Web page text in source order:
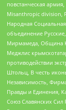
повстанческая
Misanthropic division,
Народная
объединение
Мирмамеда, Община
Меджлис
противодействии
Штольц, В честь
Независимость,
Правды и Единения,
Союз Славянских Сил